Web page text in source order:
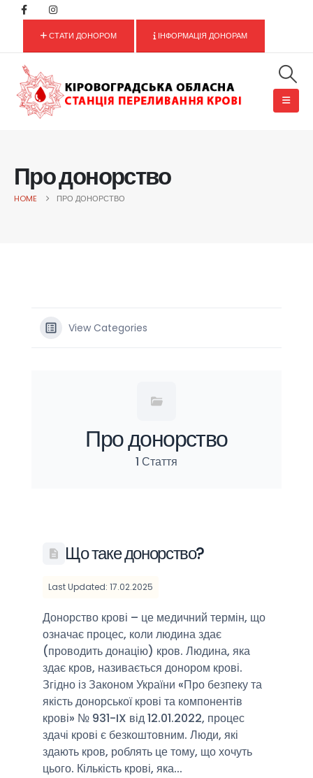
СТАТИ ДОНОРОМ ІНФОРМАЦІЯ ДОНОРАМ
Про донорство
HOME ПРО ДОНОРСТВО
View Categories
Про донорство
1 Стаття
Що таке донорство?
Last Updated: 17.02.2025
Донорство крові – це медичний термін, що
означає процес, коли людина здає
(проводить донацію) кров. Людина, яка
здає кров, називається донором крові.
Згідно із Законом України «Про безпеку та
якість донорської крові та компонентів
крові» № 931-IX від 12.01.2022, процес
здачі крові є безкоштовним. Люди, які
здають кров, роблять це тому, що хочуть
цього. Кількість крові, яка...